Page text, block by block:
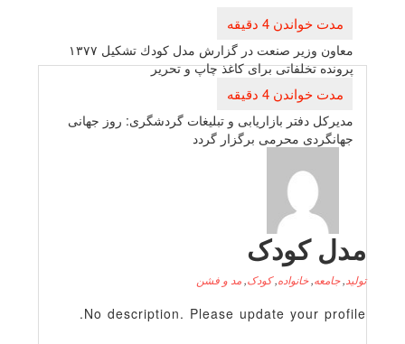
راهبری
نوشته
معاون وزیر صنعت در گزارش مدل كودك تشكیل ۱۳۷۷
پرونده تخلفاتی برای كاغذ چاپ و تحریر
مدیركل دفتر بازاریابی و تبلیغات گردشگری: روز جهانی
جهانگردی محرمی برگزار گردد
کودک
جامعه,خانواده,کودک,مد و فشن
No description. Please update your